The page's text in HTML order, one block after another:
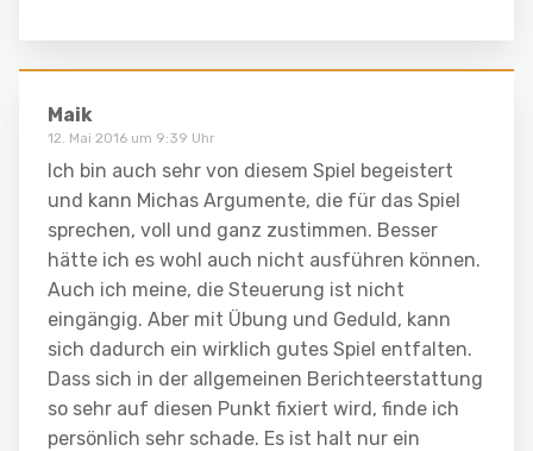
Maik
12. Mai 2016 um 9:39 Uhr
Ich bin auch sehr von diesem Spiel begeistert
und kann Michas Argumente, die für das Spiel
sprechen, voll und ganz zustimmen. Besser
hätte ich es wohl auch nicht ausführen können.
Auch ich meine, die Steuerung ist nicht
eingängig. Aber mit Übung und Geduld, kann
sich dadurch ein wirklich gutes Spiel entfalten.
Dass sich in der allgemeinen Berichteerstattung
so sehr auf diesen Punkt fixiert wird, finde ich
persönlich sehr schade. Es ist halt nur ein